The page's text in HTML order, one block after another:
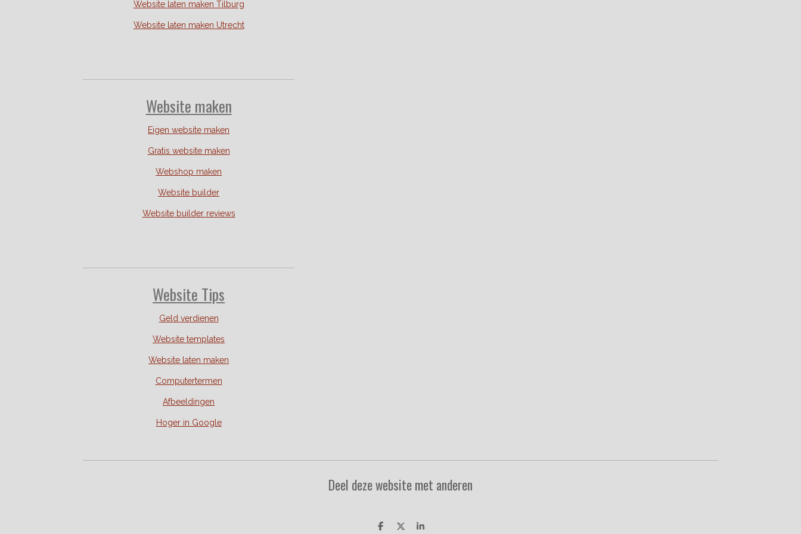
Website laten maken Tilburg
Website laten maken Utrecht
Website maken
Eigen website maken
Gratis website maken
Webshop maken
Website builder
Website builder reviews
Website Tips
Geld verdienen
Website templates
Website laten maken
Computertermen
Afbeeldingen
Hoger in Google
Deel deze website met anderen
D
D
S